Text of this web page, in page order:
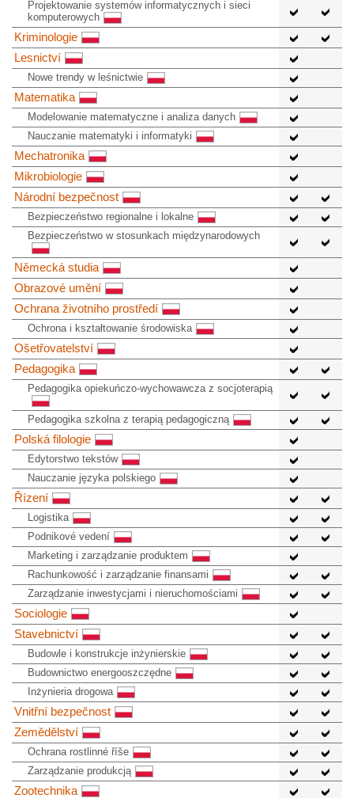
Projektowanie systemów informatycznych i sieci
komputerowych
Kriminologie
Lesnictví
Nowe trendy w leśnictwie
Matematika
Modelowanie matematyczne i analiza danych
Nauczanie matematyki i informatyki
Mechatronika
Mikrobiologie
Národní bezpečnost
Bezpieczeństwo regionalne i lokalne
Bezpieczeństwo w stosunkach międzynarodowych
Německá studia
Obrazové umění
Ochrana životního prostředí
Ochrona i kształtowanie środowiska
Ošetřovatelství
Pedagogika
Pedagogika opiekuńczo-wychowawcza z socjoterapią
Pedagogika szkolna z terapią pedagogiczną
Polská filologie
Edytorstwo tekstów
Nauczanie języka polskiego
Řízení
Logistika
Podnikové vedení
Marketing i zarządzanie produktem
Rachunkowość i zarządzanie finansami
Zarządzanie inwestycjami i nieruchomościami
Sociologie
Stavebnictví
Budowle i konstrukcje inżynierskie
Budownictwo energooszczędne
Inżynieria drogowa
Vnitřní bezpečnost
Zemědělství
Ochrana rostlinné říše
Zarządzanie produkcją
Zootechnika